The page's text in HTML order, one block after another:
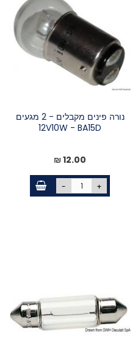
נורה פינים מקבלים - 2 מגעים
12V10W - BA15D
12.00 ₪
- +